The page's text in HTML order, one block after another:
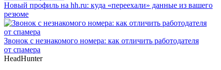
Новый профиль на hh.ru: куда «переехали» данные из вашего
резюме
Звонок с незнакомого номера: как отличить работодателя
от спамера
HeadHunter